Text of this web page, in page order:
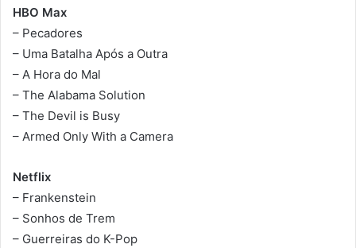
HBO Max
– Pecadores
– Uma Batalha Após a Outra
– A Hora do Mal
– The Alabama Solution
– The Devil is Busy
– Armed Only With a Camera
Netflix
– Frankenstein
– Sonhos de Trem
– Guerreiras do K-Pop